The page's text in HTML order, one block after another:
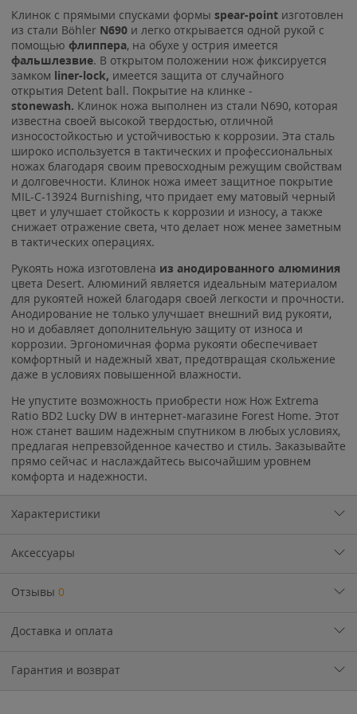
Клинок с прямыми спусками формы spear-point изготовлен
из стали Böhler N690 и легко открывается одной рукой с
помощью флиппера, на обухе у острия имеется
фальшлезвие. В открытом положении нож фиксируется
замком liner-lock, имеется защита от случайного
открытия Detent ball. Покрытие на клинке -
stonewash. Клинок ножа выполнен из стали N690, которая
известна своей высокой твердостью, отличной
износостойкостью и устойчивостью к коррозии. Эта сталь
широко используется в тактических и профессиональных
ножах благодаря своим превосходным режущим свойствам
и долговечности. Клинок ножа имеет защитное покрытие
MIL-C-13924 Burnishing, что придает ему матовый черный
цвет и улучшает стойкость к коррозии и износу, а также
снижает отражение света, что делает нож менее заметным
в тактических операциях.
Рукоять ножа изготовлена из анодированного алюминия
цвета Desert. Алюминий является идеальным материалом
для рукоятей ножей благодаря своей легкости и прочности.
Анодирование не только улучшает внешний вид рукояти,
но и добавляет дополнительную защиту от износа и
коррозии. Эргономичная форма рукояти обеспечивает
комфортный и надежный хват, предотвращая скольжение
даже в условиях повышенной влажности.
Не упустите возможность приобрести нож Нож Extrema
Ratio BD2 Lucky DW в интернет-магазине Forest Home. Этот
нож станет вашим надежным спутником в любых условиях,
предлагая непревзойденное качество и стиль. Заказывайте
прямо сейчас и наслаждайтесь высочайшим уровнем
комфорта и надежности.
Характеристики
Аксессуары
Отзывы 0
Доставка и оплата
Гарантия и возврат